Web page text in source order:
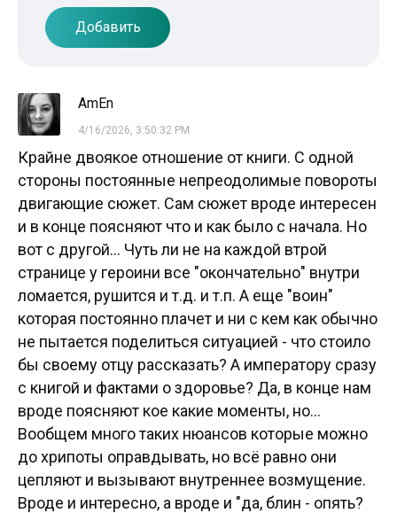
Добавить
AmEn
4/16/2026, 3:50:32 PM
Крайне двоякое отношение от книги. С одной
стороны постоянные непреодолимые повороты
двигающие сюжет. Сам сюжет вроде интересен
и в конце поясняют что и как было с начала. Но
вот с другой... Чуть ли не на каждой втрой
странице у героини все "окончательно" внутри
ломается, рушится и т.д. и т.п. А еще "воин"
которая постоянно плачет и ни с кем как обычно
не пытается поделиться ситуацией - что стоило
бы своему отцу рассказать? А императору сразу
с книгой и фактами о здоровье? Да, в конце нам
вроде поясняют кое какие моменты, но...
Вообщем много таких нюансов которые можно
до хрипоты оправдывать, но всё равно они
цепляют и вызывают внутреннее возмущение.
Вроде и интересно, а вроде и "да, блин - опять?